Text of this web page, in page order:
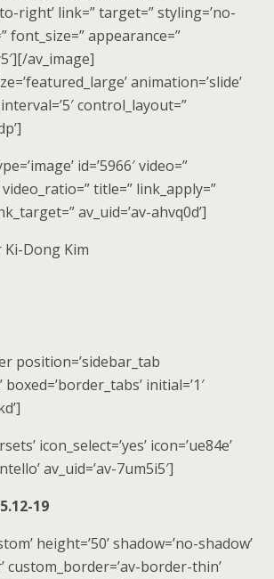
right’ link=” target=” styling=’no-
font_size=” appearance=”
av_image]
animation=’slide’
control_layout=”
id=’5966′ video=”
title=” link_apply=”
av_uid=’av-ahvq0d’]
Dong Kim
position=’sidebar_tab
initial=’1′
icon_select=’yes’ icon=’ue84e’
av_uid=’av-7um5i5′]
19
height=’50’ shadow=’no-shadow’
custom_border=’av-border-thin’